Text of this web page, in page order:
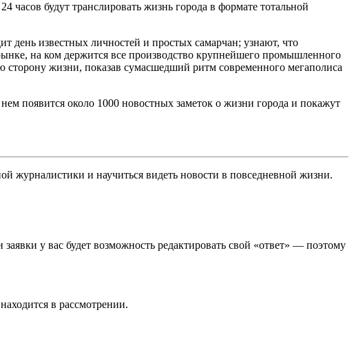
будут транслировать жизнь города в формате тотальной
день известных личностей и простых самарчан; узнают, что
на ком держится все производство крупнейшего промышленного
сторону жизни, показав сумасшедший ритм современного мегаполиса
появится около 1000 новостных заметок о жизни города и покажут
журналистики и научиться видеть новости в повседневной жизни.
у вас будет возможность редактировать свой «ответ» — поэтому
в рассмотрении.